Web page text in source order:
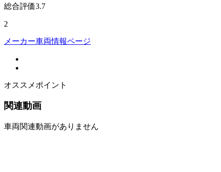
総合評価3.7
2
メーカー車両情報ページ
オススメポイント
関連動画
車両関連動画がありません